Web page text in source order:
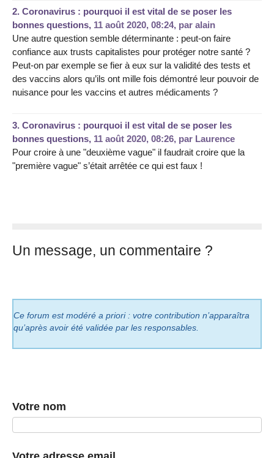
2. Coronavirus : pourquoi il est vital de se poser les
bonnes questions, 11 août 2020, 08:24, par alain
Une autre question semble déterminante : peut-on faire
confiance aux trusts capitalistes pour protéger notre santé ?
Peut-on par exemple se fier à eux sur la validité des tests et
des vaccins alors qu’ils ont mille fois démontré leur pouvoir de
nuisance pour les vaccins et autres médicaments ?
3. Coronavirus : pourquoi il est vital de se poser les
bonnes questions, 11 août 2020, 08:26, par Laurence
Pour croire à une "deuxième vague" il faudrait croire que la
"première vague" s’était arrêtée ce qui est faux !
Un message, un commentaire ?
Ce forum est modéré a priori : votre contribution n’apparaîtra
qu’après avoir été validée par les responsables.
Votre nom